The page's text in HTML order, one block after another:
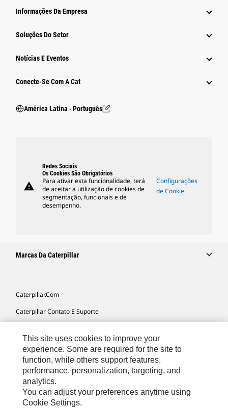
Informações Da Empresa
Soluções Do Setor
Notícias E Eventos
Conecte-Se Com A Cat
América Latina ‧ Português
warning
Redes Sociais
Os Cookies São Obrigatórios
Para ativar esta funcionalidade, terá
de aceitar a utilização de cookies de
segmentação, funcionais e de
desempenho.
Configurações
de Cookie
Marcas Da Caterpillar
Caterpillar.com
Caterpillar Contato E Suporte
Mapa Do Local
Cookie Settings
Legal
Privacidade
This site uses cookies to improve your
experience. Some are required for the site to
function, while others support features,
performance, personalization, targeting, and
analytics.
You can adjust your preferences anytime using
Cookie Settings.